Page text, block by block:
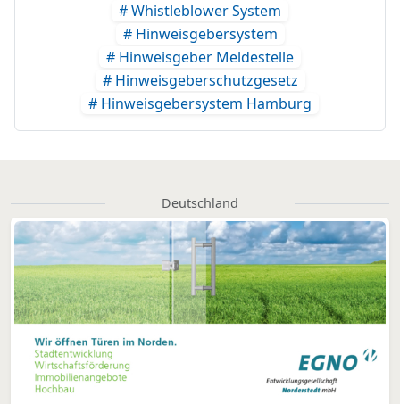
# Whistleblower System
# Hinweisgebersystem
# Hinweisgeber Meldestelle
# Hinweisgeberschutzgesetz
# Hinweisgebersystem Hamburg
Deutschland